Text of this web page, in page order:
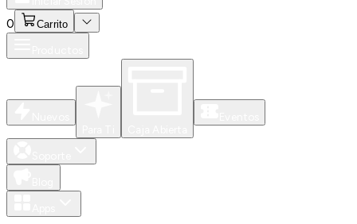
0 Carrito